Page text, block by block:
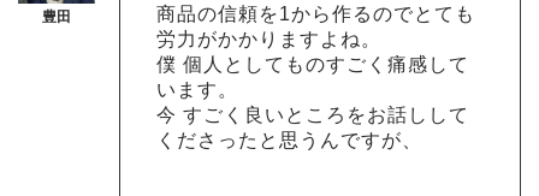
商品の信頼を1から作るのでとても
労力がかかりますよね。
僕 個人としてものすごく痛感して
います。
今 すごく良いところをお話しして
くださったと思うんですが、